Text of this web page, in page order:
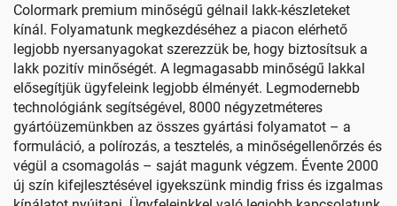
Colormark premium minőségű gélnail lakk-készleteket
kínál. Folyamatunk megkezdéséhez a piacon elérhető
legjobb nyersanyagokat szerezzük be, hogy biztosítsuk a
lakk pozitív minőségét. A legmagasabb minőségű lakkal
elősegítjük ügyfeleink legjobb élményét. Legmodernebb
technológiánk segítségével, 8000 négyzetméteres
gyártóüzemünkben az összes gyártási folyamatot – a
formuláció, a polírozás, a tesztelés, a minőségellenőrzés és
végül a csomagolás – saját magunk végzem. Évente 2000
új szín kifejlesztésével igyekszünk mindig friss és izgalmas